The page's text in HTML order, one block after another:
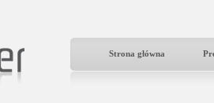
Strona główna